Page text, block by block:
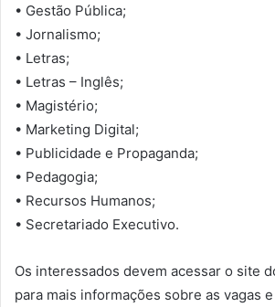
• Gestão Pública;
• Jornalismo;
• Letras;
• Letras – Inglês;
• Magistério;
• Marketing Digital;
• Publicidade e Propaganda;
• Pedagogia;
• Recursos Humanos;
• Secretariado Executivo.
Os interessados devem acessar o site
para mais informações sobre as vagas